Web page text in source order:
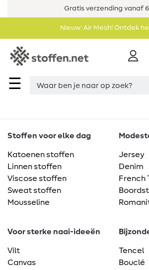
Gratis verzending vanaf
Nieuw: Air Mesh! Ontdek
☰
Stoffen voor elke dag
Katoenen stoffen
Linnen stoffen
Viscose stoffen
Sweat stoffen
Mousseline
Jersey
Denim
French
Voor sterke naai-ideeën
Vilt
Canvas
Tencel
Bouclé